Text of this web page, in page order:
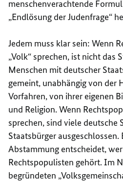
menschenverachtende
„Endlösung der Judenfrage“
Jedem muss klar sein: Wenn
„Volk“ sprechen, ist nicht das
Menschen mit deutscher
gemeint, unabhängig von der
Vorfahren, von ihrer eigenen
und Religion. Wenn
sprechen, sind viele deutsche
Staatsbürger ausgeschlossen.
Abstammung entscheidet,
Rechtspopulisten gehört. Im
begründeten